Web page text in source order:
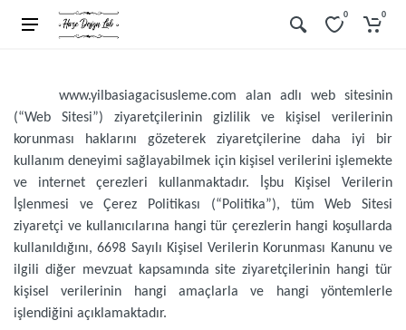
0 0
www.yilbasiagacisusleme.com alan adlı web sitesinin
(“Web Sitesi”) ziyaretçilerinin gizlilik ve kişisel verilerinin
korunması haklarını gözeterek ziyaretçilerine daha iyi bir
kullanım deneyimi sağlayabilmek için kişisel verilerini işlemekte
ve internet çerezleri kullanmaktadır. İşbu Kişisel Verilerin
İşlenmesi ve Çerez Politikası (“Politika”), tüm Web Sitesi
ziyaretçi ve kullanıcılarına hangi tür çerezlerin hangi koşullarda
kullanıldığını, 6698 Sayılı Kişisel Verilerin Korunması Kanunu ve
ilgili diğer mevzuat kapsamında site ziyaretçilerinin hangi tür
kişisel verilerinin hangi amaçlarla ve hangi yöntemlerle
işlendiğini açıklamaktadır.